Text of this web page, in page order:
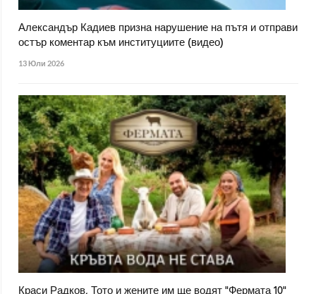
Александър Кадиев призна нарушение на пътя и отправи
остър коментар към институциите (видео)
13 Юли 2026